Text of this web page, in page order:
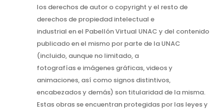
los derechos de autor o copyright y el resto de
derechos de propiedad intelectual e
industrial en el Pabellón Virtual UNAC y del contenido
publicado en el mismo por parte de la UNAC
(incluido, aunque no limitado, a
fotografías e imágenes gráficas, videos y
animaciones, así como signos distintivos,
encabezados y demás) son titularidad de la misma.
Estas obras se encuentran protegidas por las leyes y